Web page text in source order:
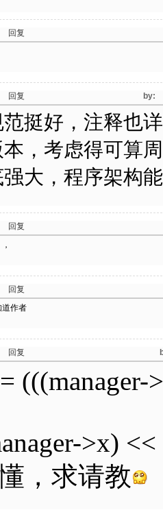
回复
by:
回复
挺好，注释也
，考虑得可算
大，程序架构
回复
回复
道作者
回复
>x)
，求请教